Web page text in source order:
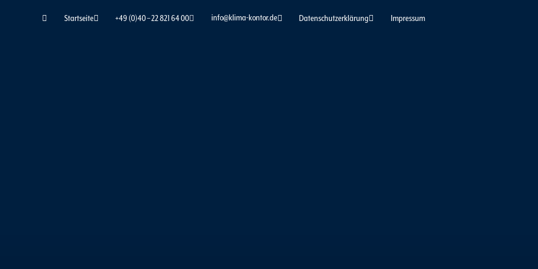
Startseite +49 (0)40 – 22 821 64 00 info@klima-kontor.de Datenschutzerklärung Impressum